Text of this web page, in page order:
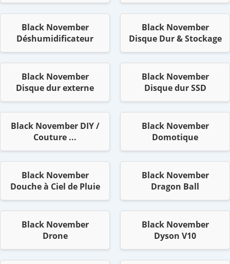
Black November
Déshumidificateur
Black November
Disque Dur & Stockage
Black November
Disque dur externe
Black November
Disque dur SSD
Black November DIY /
Couture ...
Black November
Domotique
Black November
Douche à Ciel de Pluie
Black November
Dragon Ball
Black November
Drone
Black November
Dyson V10